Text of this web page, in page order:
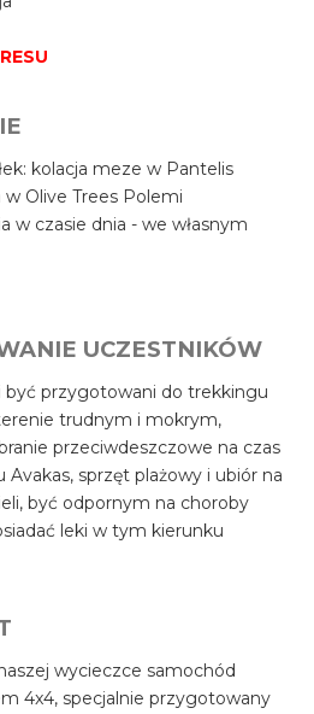
kolacja meze w Pantelis
Olive Trees Polemi
w czasie dnia - we własnym
UCZESTNIKÓW
być przygotowani do trekkingu
trudnym i mokrym,
przeciwdeszczowe na czas
Avakas, sprzęt plażowy i ubiór na
być odpornym na choroby
leki w tym kierunku
wycieczce samochód
4x4, specjalnie przygotowany